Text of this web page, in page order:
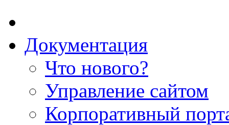
Документация
Что нового?
Управление сайтом
Корпоративный